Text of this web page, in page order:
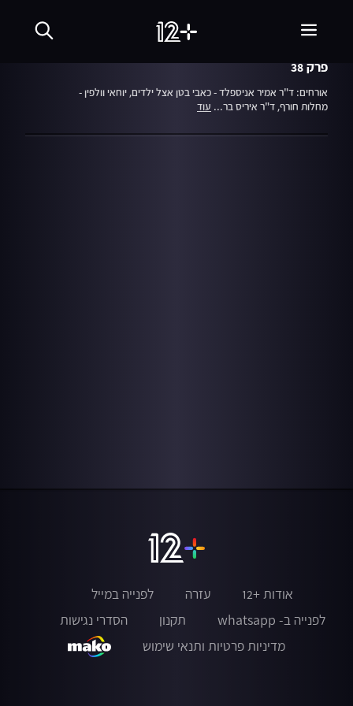
תכנית הבראה
פרק 38
אורחים: ד"ר אמיר אניספלד - כאבי בטן אצל ילדים, יוחאי וולפין -
מחלות חורף, ד"ר איריס בר... עוד
אודות +12 עזרה
לפנייה במייל
לפנייה ב- whatsapp
תקנון
הסדרי נגישות
מדיניות פרטיות ותנאי שימוש